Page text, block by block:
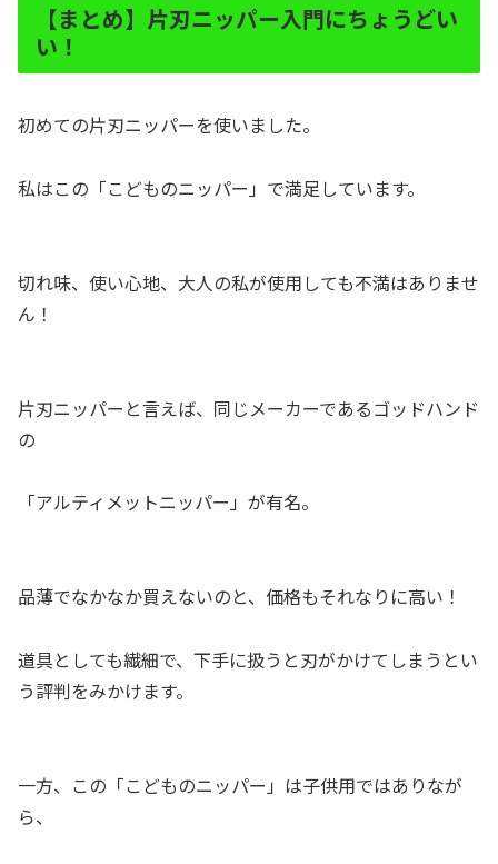
【まとめ】片刃ニッパー入門にちょうどい
い！
初めての片刃ニッパーを使いました。
私はこの「こどものニッパー」で満足しています。
切れ味、使い心地、大人の私が使用しても不満はありませ
ん！
片刃ニッパーと言えば、同じメーカーであるゴッドハンド
の
「アルティメットニッパー」が有名。
品薄でなかなか買えないのと、価格もそれなりに高い！
道具としても繊細で、下手に扱うと刃がかけてしまうとい
う評判をみかけます。
一方、この「こどものニッパー」は子供用ではありなが
ら、